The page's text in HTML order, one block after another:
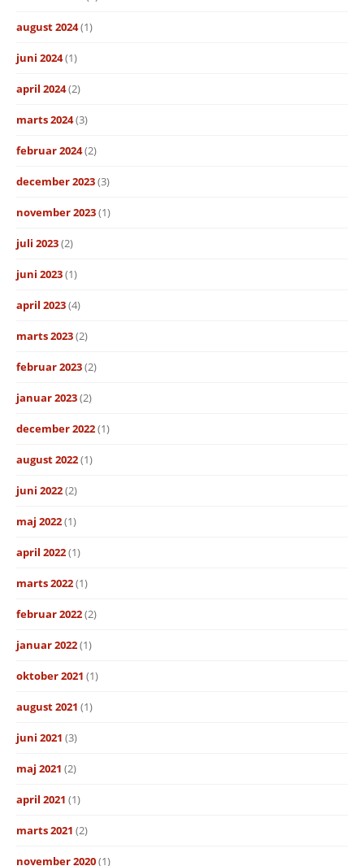
august 2024(1)
juni 2024(1)
april 2024(2)
marts 2024(3)
februar 2024(2)
december 2023(3)
november 2023(1)
juli 2023(2)
juni 2023(1)
april 2023(4)
marts 2023(2)
februar 2023(2)
januar 2023(2)
december 2022(1)
august 2022(1)
juni 2022(2)
maj 2022(1)
april 2022(1)
marts 2022(1)
februar 2022(2)
januar 2022(1)
oktober 2021 (1)
august 2021 (1)
juni 2021 (3)
maj 2021 (2)
april 2021 (1)
marts 2021 (2)
november 2020(1)